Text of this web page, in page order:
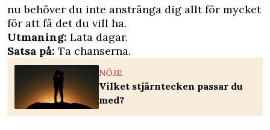
nu behöver du inte anstränga dig allt för mycket
för att få det du vill ha.
Utmaning: Lata dagar.
Satsa på: Ta chanserna.
NÖJE
Vilket stjärntecken passar du
med?